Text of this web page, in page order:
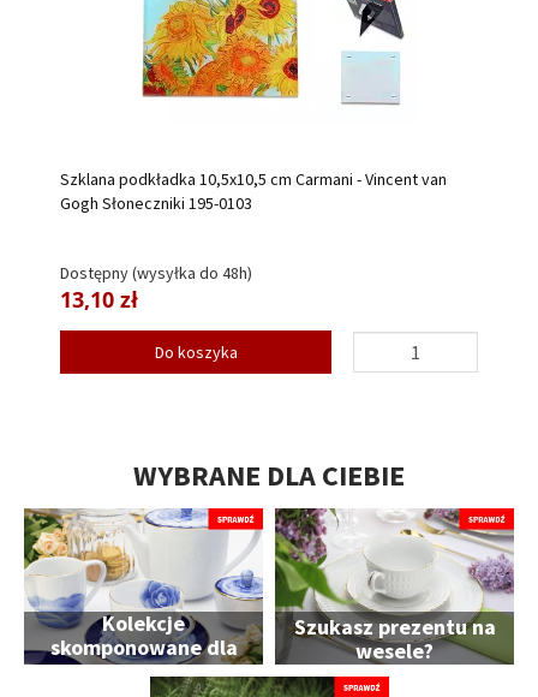
Szklana podkładka 10,5x10,5 cm Carmani - Vincent van
Gogh Słoneczniki 195-0103
Dostępny (wysyłka do 48h)
13,10 zł
Do koszyka
WYBRANE DLA CIEBIE
Kolekcje
skomponowane dla
Ciebie
Szukasz prezentu na
wesele?